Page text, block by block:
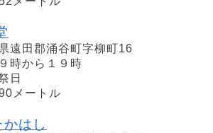
遠田郡涌谷町字柳町16
時から１９時
日
メートル
はし